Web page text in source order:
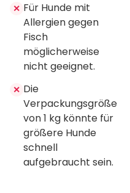
✕ Für Hunde mit
Allergien gegen
Fisch
möglicherweise
nicht geeignet.
✕ Die
Verpackungsgröße
von 1 kg könnte für
größere Hunde
schnell
aufgebraucht sein.